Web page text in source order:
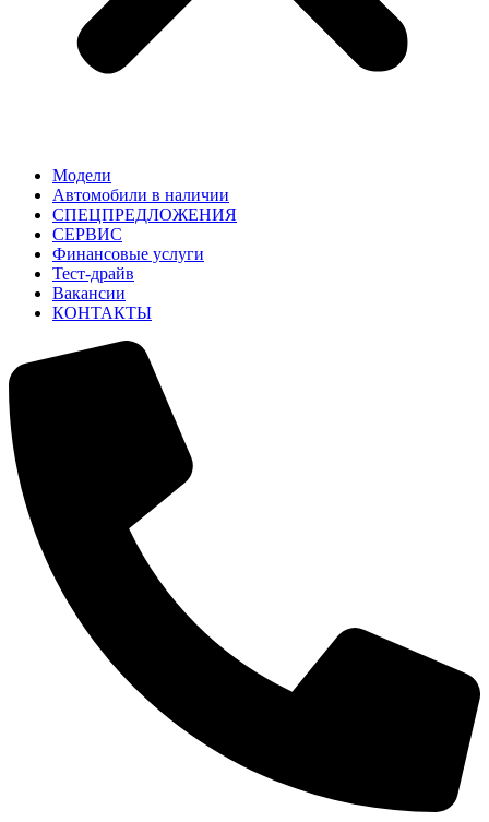
Модели
Автомобили в наличии
СПЕЦПРЕДЛОЖЕНИЯ
СЕРВИС
Финансовые услуги
Тест-драйв
Вакансии
КОНТАКТЫ